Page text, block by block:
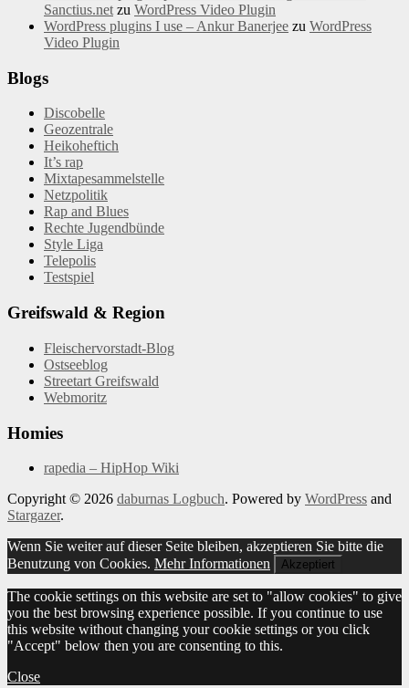
Sanctius.net zu WordPress Video Plugin
WordPress plugins I use – Ankur Banerjee zu WordPress
Video Plugin
Blogs
Discobelle
Geozentrale
Heikoheftich
It’s rap
Mixtapesammelstelle
Netzpolitik
Rap and Blues
Rechte Jugendbünde
Style Liga
Telepolis
Testspiel
Greifswald & Region
Fleischervorstadt-Blog
Ostseeblog
Streetart Greifswald
Webmoritz
Homies
rapedia – HipHop Wiki
Copyright © 2026 daburnas Logbuch. Powered by WordPress and
Stargazer.
Wenn Sie weiter auf dieser Seite bleiben, akzeptieren Sie bitte die
Benutzung von Cookies. Mehr Informationen Akzeptiert
The cookie settings on this website are set to "allow cookies" to give
you the best browsing experience possible. If you continue to use
this website without changing your cookie settings or you click
"Accept" below then you are consenting to this.
Close